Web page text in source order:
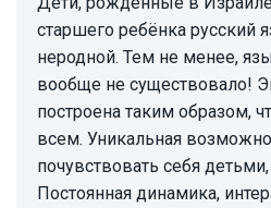
старшего ребёнка русский
неродной. Тем не менее,
вообще не существовало!
построена таким образом,
всем. Уникальная
почувствовать себя
Постоянная динамика,